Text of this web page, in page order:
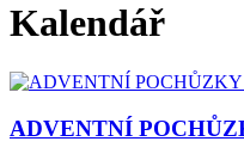
Kalendář
ADVENTNÍ